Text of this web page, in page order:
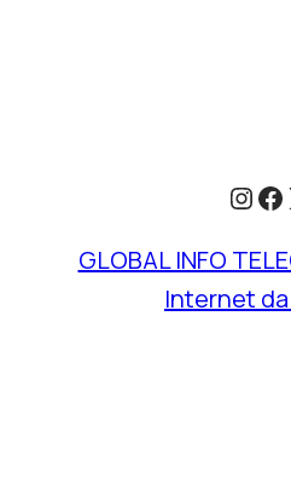
GLOBAL INFO
Internet